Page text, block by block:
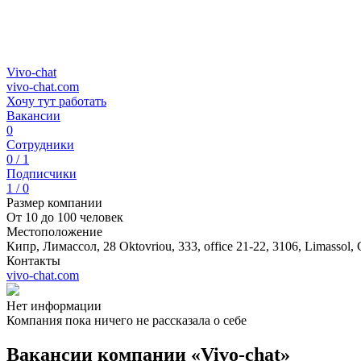
Vivo-chat
vivo-chat.com
Хочу тут работать
Вакансии
0
Сотрудники
0 / 1
Подписчики
1 / 0
Размер компании
От 10 до 100 человек
Местоположение
Кипр, Лимассол, 28 Oktovriou, 333, office 21-22, 3106, Limassol,
Контакты
vivo-chat.com
Нет информации
Компания пока ничего не рассказала о себе
Вакансии компании «Vivo-chat»